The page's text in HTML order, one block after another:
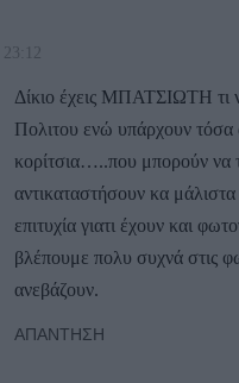
23:12
Δίκιο έχεις ΜΠΑΤΣΙΩΤΗ τι
Πολιτου ενώ υπάρχουν τόσα
κορίτσια…..που μπορούν να
αντικαταστήσουν κα
επιτυχία γιατι έχουν και
βλέπουμε πολυ συχνά στις
ανεβάζουν.
ΑΠΆΝΤΗΣΗ